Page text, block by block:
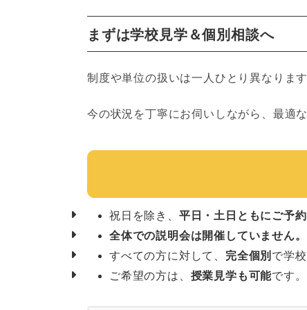
まずは学校見学＆個別相談へ
制度や単位の扱いは一人ひとり異なります
今の状況を丁寧にお伺いしながら、最適
祝日を除き、 平日・土日ともにご予約
全体での説明会は開催していません。
すべての方に対して、 完全個別 で学
ご希望の方は、 授業見学も可能です。